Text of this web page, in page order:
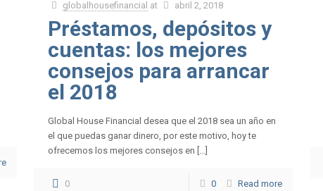
globalhousefinancial at abril 2, 2018
Préstamos, depósitos y
cuentas: los mejores
consejos para arrancar
el 2018
Global House Financial desea que el 2018 sea un año en
el que puedas ganar dinero, por este motivo, hoy te
ofrecemos los mejores consejos en […]
0 0 Read more